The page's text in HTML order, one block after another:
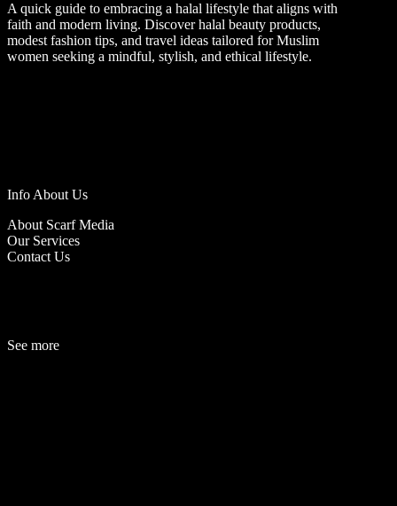
A quick guide to embracing a halal lifestyle that aligns with
faith and modern living. Discover halal beauty products,
modest fashion tips, and travel ideas tailored for Muslim
women seeking a mindful, stylish, and ethical lifestyle.
Info About Us
About Scarf Media
Our Services
Contact Us
See more